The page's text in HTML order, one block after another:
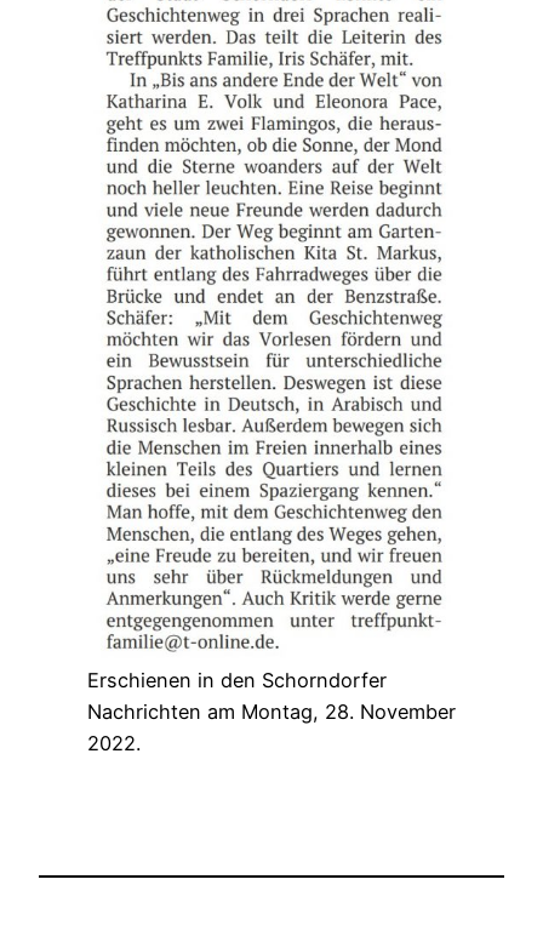
Erschienen in den Schorndorfer
Nachrichten am Montag, 28. November
2022.